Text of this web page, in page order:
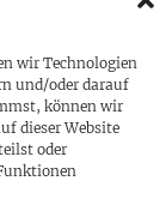
wir Technologien
und/oder darauf
können wir
dieser Website
oder